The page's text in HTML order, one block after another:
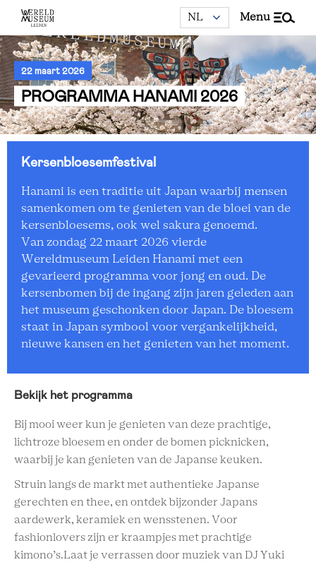
menu
22 maart 2026
PROGRAMMA HANAMI 2026
Kersenbloesemfestival
Hanami is een traditie uit Japan waarbij mensen
samenkomen om te genieten van de bloei van de
kersenbloesems, ook wel sakura genoemd.
Van zondag 22 maart 2026 vierde
Wereldmuseum Leiden Hanami met een
gevarieerd programma voor jong en oud. De
kersenbomen bij de ingang zijn jaren geleden aan
het museum geschonken door Japan. De bloesem
staat in Japan symbool voor vergankelijkheid,
nieuwe kansen en het genieten van het moment.
Bekijk het programma
Bij mooi weer kun je genieten van deze prachtige,
lichtroze bloesem en onder de bomen picknicken,
waarbij je kan genieten van de Japanse keuken.
Struin langs de markt met authentieke Japanse
gerechten en thee, en ontdek bijzonder Japans
aardewerk, keramiek en wensstenen. Voor
fashionlovers zijn er kraampjes met prachtige
kimono’s.Laat je verrassen door muziek van DJ Yuki